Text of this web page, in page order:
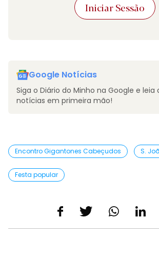
Iniciar Sessão
Google Notícias
Siga o Diário do Minho na Google e leia
notícias em primeira mão!
Encontro Gigantones Cabeçudos S.
Festa popular